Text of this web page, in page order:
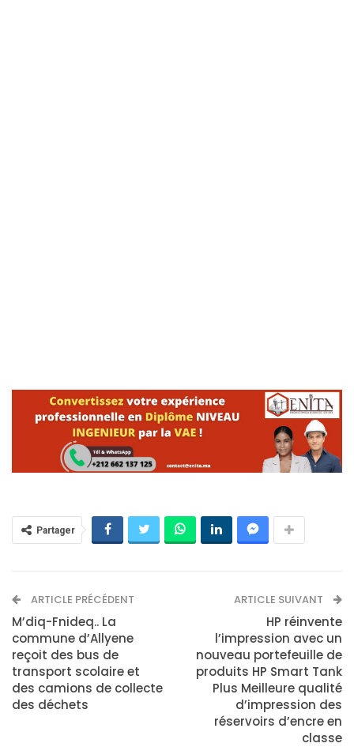
Partager
ARTICLE PRÉCÉDENT
M’diq-Fnideq.. La
commune d’Allyene
reçoit des bus de
transport scolaire et
des camions de collecte
des déchets
ARTICLE SUIVANT
HP réinvente
l’impression avec un
nouveau portefeuille de
produits HP Smart Tank
Plus Meilleure qualité
d’impression des
réservoirs d’encre en
classe